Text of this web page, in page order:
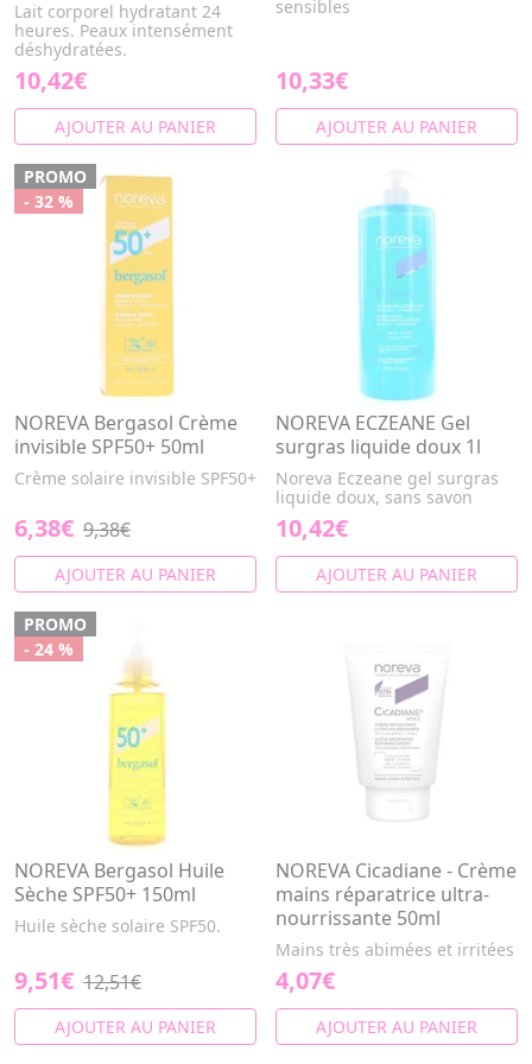
Lait corporel hydratant 24
heures. Peaux intensément
déshydratées.
10,42€
AJOUTER AU PANIER
sensibles
10,33€
AJOUTER AU PANIER
PROMO
- 32 %
NOREVA Bergasol Crème
invisible SPF50+ 50ml
Crème solaire invisible SPF50+
6,38€ 9,38€
AJOUTER AU PANIER
NOREVA ECZEANE Gel
surgras liquide doux 1l
Noreva Eczeane gel surgras
liquide doux, sans savon
10,42€
AJOUTER AU PANIER
PROMO
- 24 %
NOREVA Bergasol Huile
Sèche SPF50+ 150ml
Huile sèche solaire SPF50.
9,51€ 12,51€
AJOUTER AU PANIER
NOREVA Cicadiane - Crème
mains réparatrice ultra-
nourrissante 50ml
Mains très abimées et irritées
4,07€
AJOUTER AU PANIER